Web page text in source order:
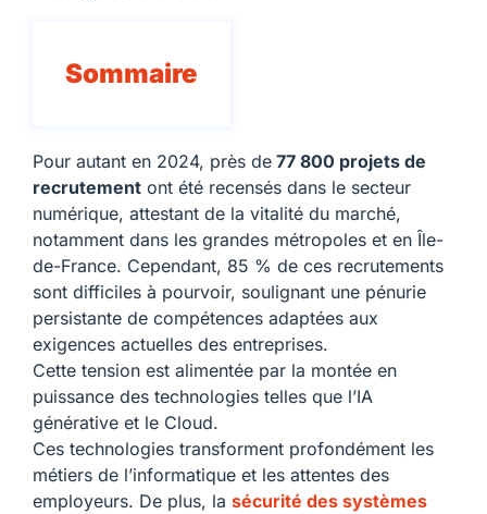
Sommaire
Pour autant en 2024, près de 77 800 projets de
recrutement ont été recensés dans le secteur
numérique, attestant de la vitalité du marché,
notamment dans les grandes métropoles et en Île-
de-France. Cependant, 85 % de ces recrutements
sont difficiles à pourvoir, soulignant une pénurie
persistante de compétences adaptées aux
exigences actuelles des entreprises.
Cette tension est alimentée par la montée en
puissance des technologies telles que l’IA
générative et le Cloud.
Ces technologies transforment profondément les
métiers de l’informatique et les attentes des
employeurs. De plus, la sécurité des systèmes